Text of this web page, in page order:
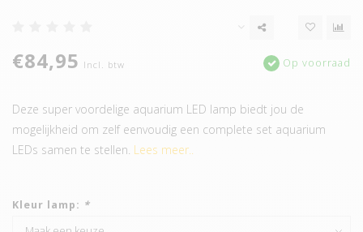
€84,95 Incl. btw Op voorraad
Deze super voordelige aquarium LED lamp biedt jou de
mogelijkheid om zelf eenvoudig een complete set aquarium
LEDs samen te stellen. Lees meer..
Kleur lamp: *